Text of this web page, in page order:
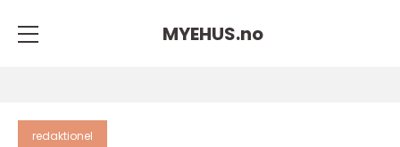
MYEHUS.no
redaktionel